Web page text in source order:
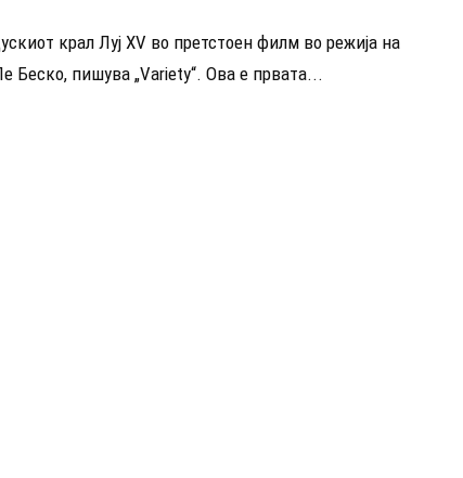
крал Луј XV во претстоен филм во режија на
Беско, пишува „Variety“. Ова е првата...